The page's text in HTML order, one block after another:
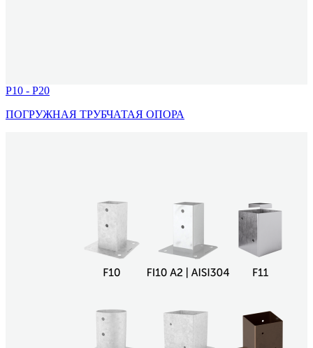
P10 - P20
ПОГРУЖНАЯ ТРУБЧАТАЯ ОПОРА